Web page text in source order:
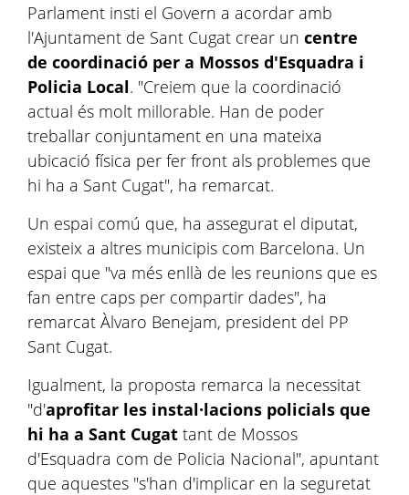
Parlament insti el Govern a acordar amb
l'Ajuntament de Sant Cugat crear un centre
de coordinació per a Mossos d'Esquadra i
Policia Local. "Creiem que la coordinació
actual és molt millorable. Han de poder
treballar conjuntament en una mateixa
ubicació física per fer front als problemes que
hi ha a Sant Cugat", ha remarcat.
Un espai comú que, ha assegurat el diputat,
existeix a altres municipis com Barcelona. Un
espai que "va més enllà de les reunions que es
fan entre caps per compartir dades", ha
remarcat Àlvaro Benejam, president del PP
Sant Cugat.
Igualment, la proposta remarca la necessitat
"d'aprofitar les instal·lacions policials que
hi ha a Sant Cugat tant de Mossos
d'Esquadra com de Policia Nacional", apuntant
que aquestes "s'han d'implicar en la seguretat